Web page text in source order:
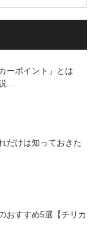
ーポイント」とは
…
だけは知っておきた
おすすめ5選【チリカ